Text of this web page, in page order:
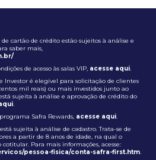
cartão de crédito estão sujeitos à análise e
saber mais,
de acesso às salas VIP, acesse aqui.
Investor é elegível para solicitação de clientes
mil reais) ou mais investidos junto ao
sujeita à análise e aprovação de crédito do
.
Safra Rewards, acesse aqui.
sujeita à análise de cadastro. Trata-se de
a partir de 8 anos de idade, na qual o
Para mais informações, acesse:
pessoa-fisica/conta-safra-first.htm.